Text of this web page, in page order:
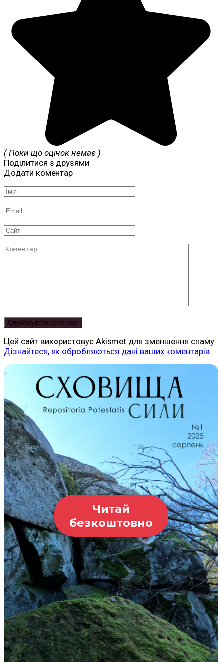
( Поки що оцінок немає )
Поділитися з друзями
Додати коментар
Ім'я
Email
Сайт
Коментар
Цей сайт використовує Akismet для зменшення спаму.
Дізнайтеся, як обробляються дані ваших коментарів.
Читай
безкоштовно